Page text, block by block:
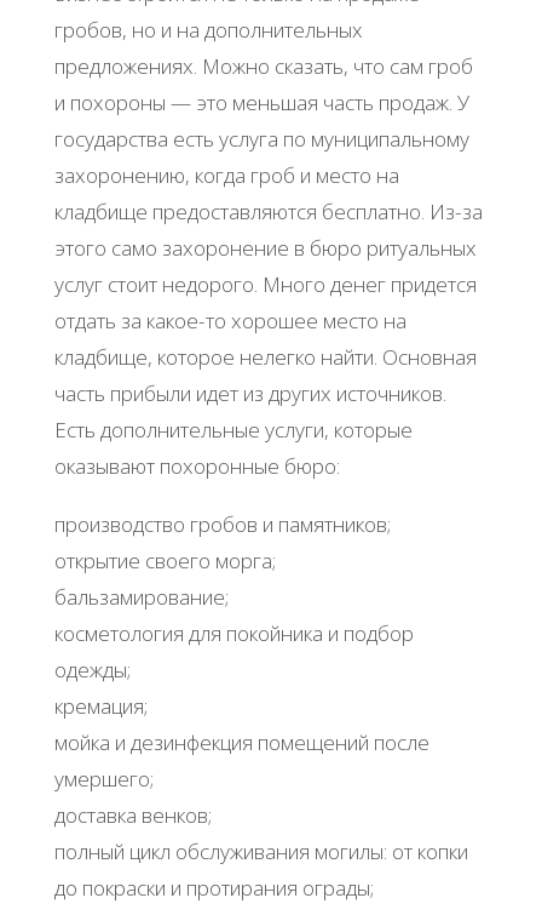
гробов, но и на дополнительных
предложениях. Можно сказать, что сам гроб
и похороны — это меньшая часть продаж. У
государства есть услуга по муниципальному
захоронению, когда гроб и место на
кладбище предоставляются бесплатно. Из-за
этого само захоронение в бюро ритуальных
услуг стоит недорого. Много денег придется
отдать за какое-то хорошее место на
кладбище, которое нелегко найти. Основная
часть прибыли идет из других источников.
Есть дополнительные услуги, которые
оказывают похоронные бюро:
производство гробов и памятников;
открытие своего морга;
бальзамирование;
косметология для покойника и подбор
одежды;
кремация;
мойка и дезинфекция помещений после
умершего;
доставка венков;
полный цикл обслуживания могилы: от копки
до покраски и протирания ограды;